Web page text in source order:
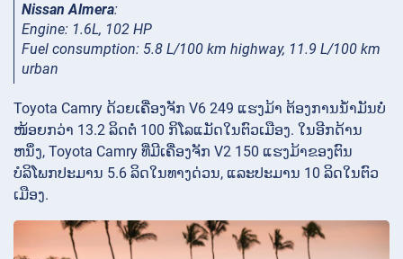
Nissan Almera:
Engine: 1.6L, 102 HP
Fuel consumption: 5.8 L/100 km highway, 11.9 L/100 km
urban
Toyota Camry ດ້ວຍເຄື່ອງຈັກ V6 249 ແຮງມ້າ ຕ້ອງການນ້ຳມັນບໍ່
ໜ້ອຍກວ່າ 13.2 ລິດຕໍ່ 100 ກິໂລແມັດໃນຕົວເມືອງ. ໃນອີກດ້ານ
ຫນຶ່ງ, Toyota Camry ທີ່ມີເຄື່ອງຈັກ V2 150 ແຮງມ້າຂອງຕົນ
ບໍລິໂພກປະມານ 5.6 ລິດໃນທາງດ່ວນ, ແລະປະມານ 10 ລິດໃນຕົວ
ເມືອງ.